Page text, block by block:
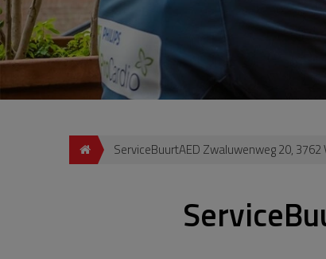
ServiceBuurtAED Zwaluwenweg 20, 3762